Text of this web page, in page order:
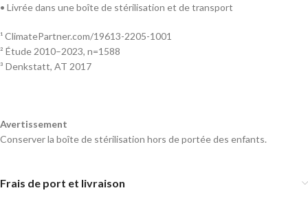
• Livrée dans une boîte de stérilisation et de transport
¹ ClimatePartner.com/19613-2205-1001
² Étude 2010–2023, n=1588
³ Denkstatt, AT 2017
Avertissement
Conserver la boîte de stérilisation hors de portée des enfants.
Frais de port et livraison